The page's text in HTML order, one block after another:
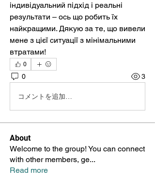
індивідуальний підхід і реальні
результати – ось що робить їх
найкращими. Дякую за те, що вивели
мене з цієї ситуації з мінімальними
втратами!
0
0 3
コメントを追加…
About
Welcome to the group! You can connect
with other members, ge...
Read more